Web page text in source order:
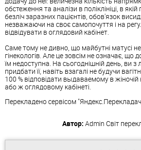
обстеження та аналізи в поліклініці, в
безліч заразних пацієнтів, обов'язок
незважаючи на своє самопочуття і на
відвідувати в оглядовий кабінет.
Саме тому не дивно, що майбутні матусі
гінекологів. Але це зовсім не означає, що
їм недоступна. На сьогоднішній день, ви з
придбати її, навіть взагалі не будучи
100 % відповідати выдаваемому в жіночій
або ж оглядовому кабінеті.
Перекладено сервісом
Автор: Admin Світ